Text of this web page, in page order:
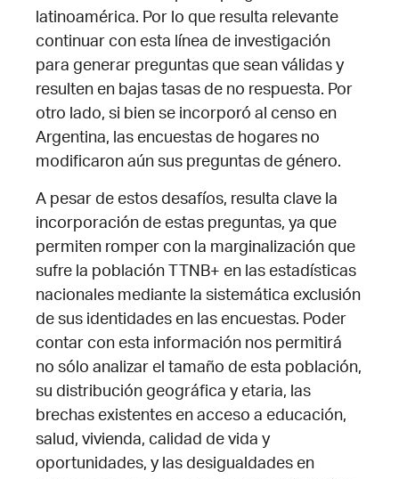
latinoamérica. Por lo que resulta relevante
continuar con esta línea de investigación
para generar preguntas que sean válidas y
resulten en bajas tasas de no respuesta. Por
otro lado, si bien se incorporó al censo en
Argentina, las encuestas de hogares no
modificaron aún sus preguntas de género.
A pesar de estos desafíos, resulta clave la
incorporación de estas preguntas, ya que
permiten romper con la marginalización que
sufre la población TTNB+ en las estadísticas
nacionales mediante la sistemática exclusión
de sus identidades en las encuestas. Poder
contar con esta información nos permitirá
no sólo analizar el tamaño de esta población,
su distribución geográfica y etaria, las
brechas existentes en acceso a educación,
salud, vivienda, calidad de vida y
oportunidades, y las desigualdades en